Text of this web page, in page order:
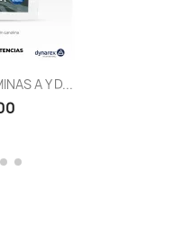
A Y D...